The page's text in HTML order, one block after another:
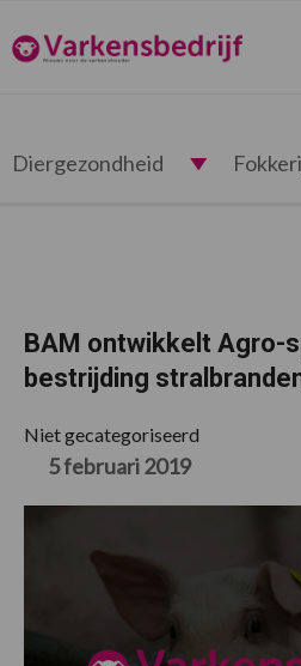
de
hoofdnavigatie
de
hoofd
de
eerste
de
voettekst
Varkensbedrijf.nl
Diergezondheid
BAM ontwikkelt Agro-
bestrijding
Niet gecategoriseerd
5 februari 2019